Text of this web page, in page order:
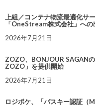
上組／コンテナ物流最適化サ
「OneStream株式会社」へ
2026年7月21日
ZOZO、BONJOUR SAGAN
ZOZO」を提供開始
2026年7月21日
ロジポケ、「パスキー認証（